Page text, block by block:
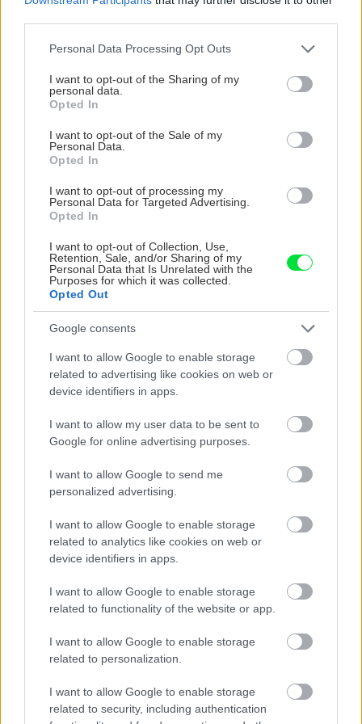
Please note that this website/app uses one or more Google
not limited to your visit or usage behaviour. You may click to
grant or deny consent to Google and its third-party tags to
use your data for below specified purposes in below Google
consent section.
Personal Data Processing Opt Outs
I want to opt-out of the Sharing of my
personal data.
Opted In
I want to opt-out of the Sale of my
Personal Data.
Opted In
I want to opt-out of processing my
Personal Data for Targeted Advertising.
Opted In
I want to opt-out of Collection, Use,
Retention, Sale, and/or Sharing of my
Personal Data that Is Unrelated with the
Purposes for which it was collected.
Opted Out
Google consents
I want to allow Google to enable storage
related to advertising like cookies on web or
device identifiers in apps.
I want to allow my user data to be sent to
Google for online advertising purposes.
I want to allow Google to send me
personalized advertising.
I want to allow Google to enable storage
related to analytics like cookies on web or
device identifiers in apps.
I want to allow Google to enable storage
related to functionality of the website or app.
I want to allow Google to enable storage
related to personalization.
I want to allow Google to enable storage
related to security, including authentication
Chystáte sa zavárať kápiu? Táto chyba ju
premení na nevábne mäkkú hmotu
Trvalky, ktoré znesú sucho a teplo? Tieto
deň
zo semien